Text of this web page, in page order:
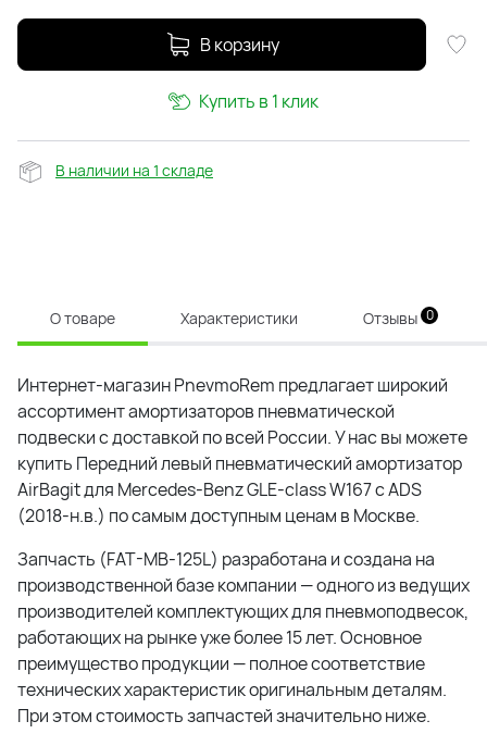
В корзину
Купить в 1 клик
В наличии на 1 складе
О товаре Характеристики Отзывы 0
Интернет-магазин PnevmoRem предлагает широкий
ассортимент амортизаторов пневматической
подвески с доставкой по всей России. У нас вы можете
купить Передний левый пневматический амортизатор
AirBagit для Mercedes-Benz GLE-class W167 с ADS
(2018-н.в.) по самым доступным ценам в Москве.
Запчасть (FAT-MB-125L) разработана и создана на
производственной базе компании — одного из ведущих
производителей комплектующих для пневмоподвесок,
работающих на рынке уже более 15 лет. Основное
преимущество продукции — полное соответствие
технических характеристик оригинальным деталям.
При этом стоимость запчастей значительно ниже.